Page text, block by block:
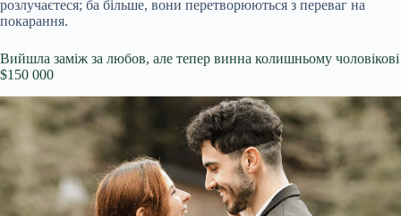
розлучаєтеся; ба більше, вони перетворюються з переваг на
покарання.
Вийшла заміж за любов, але тепер винна колишньому чоловікові
$150 000